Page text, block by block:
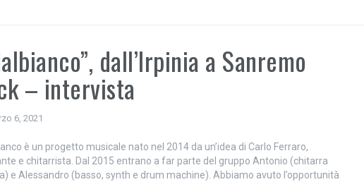
dall’Irpinia a Sanremo
– intervista
6, 2021
è un progetto musicale nato nel 2014 da un’idea di Carlo Ferraro,
e chitarrista. Dal 2015 entrano a far parte del gruppo Antonio (chitarra
e Alessandro (basso, synth e drum machine). Abbiamo avuto l’opportunità